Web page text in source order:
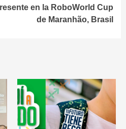
en la RoboWorld Cup
de Maranhão, Brasil